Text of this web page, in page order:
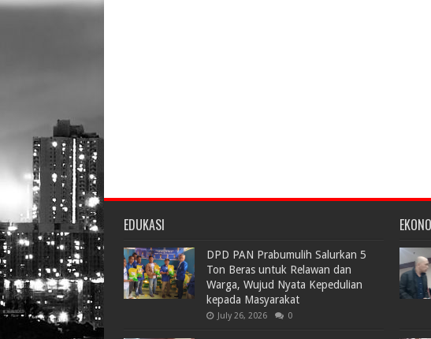
EDUKASI
DPD PAN Prabumulih Salurkan 5
Ton Beras untuk Relawan dan
Warga, Wujud Nyata Kepedulian
kepada Masyarakat
July 26, 2026 0